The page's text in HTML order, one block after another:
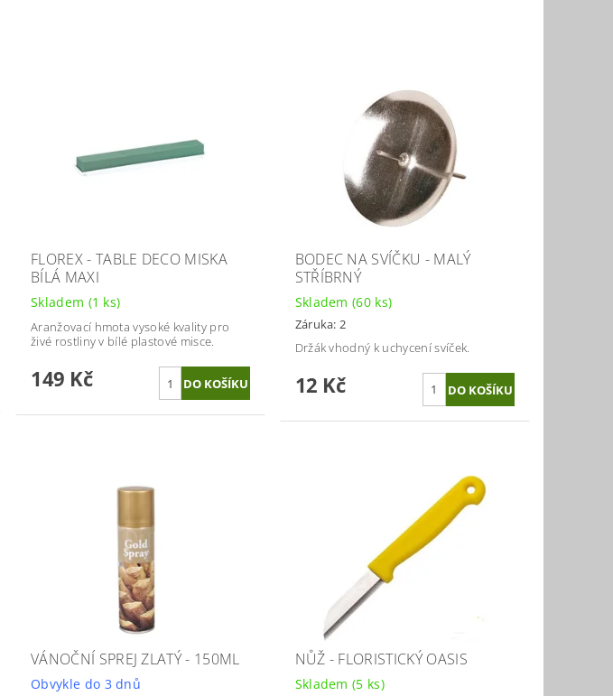
FLOREX - TABLE DECO MISKA
BÍLÁ MAXI
Skladem (1 ks)
Aranžovací hmota vysoké kvality pro
živé rostliny v bílé plastové misce.
149 Kč
BODEC NA SVÍČKU - MALÝ
STŘÍBRNÝ
Skladem(60 ks)
Záruka: 2
Držák vhodný k uchycení svíček.
12 Kč
VÁNOČNÍ SPREJ ZLATÝ - 150ML
Obvykle do 3 dnů
NŮŽ - FLORISTICKÝ OASIS
Skladem(5 ks)